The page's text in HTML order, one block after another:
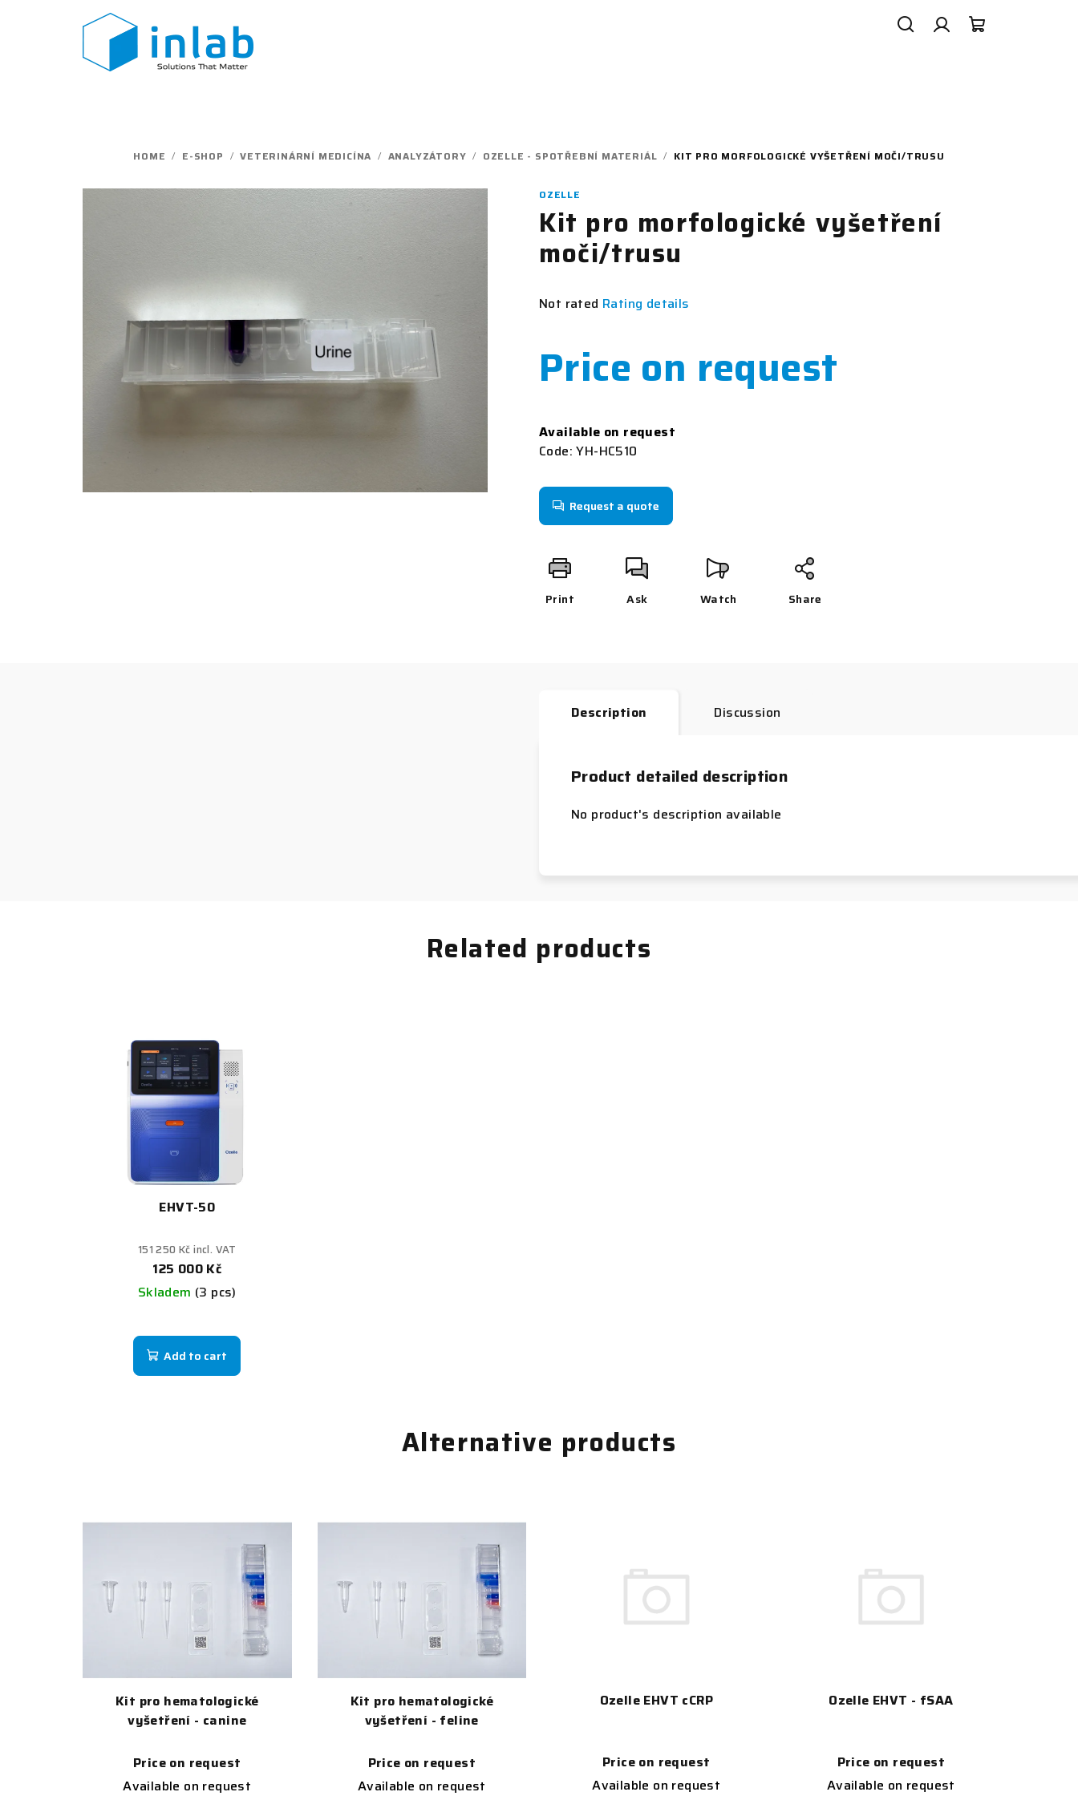
HOME / E-SHOP / VETERINÁRNÍ MEDICÍNA / ANALYZÁTORY / OZELLE - SPOTŘEBNÍ MATERIÁL / KIT PRO MORFOLOGICKÉ VYŠETŘENÍ MOČI/TRUSU
OZELLE
Kit pro morfologické vyšetření
moči/trusu
The
rating
is
of
5
Not rated Rating details
Price on request
price:
Available on request
Code: YH-HC510
Request a quote
Print Ask Watch Share
Description Discussion
Product detailed description
No product's description available
Related products
EHVT-50
151 250 Kč incl. VAT
125 000 Kč
Skladem (3 pcs)
Add to cart
Alternative products
Kit pro hematologické
vyšetření - canine
Price on request
Available on request
Kit pro hematologické
vyšetření - feline
Price on request
Available on request
Ozelle EHVT cCRP
Price on request
Available on request
Ozelle EHVT - fSAA
Price on request
Available on request